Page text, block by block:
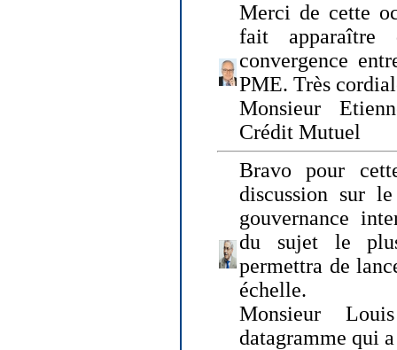
Merci de cette
fait apparaître
convergence
PME. Très
Monsieur
Crédit Mutuel
Bravo pour
discussion sur
gouvernance
du sujet le
permettra de
échelle.
Monsieur
datagramme qui